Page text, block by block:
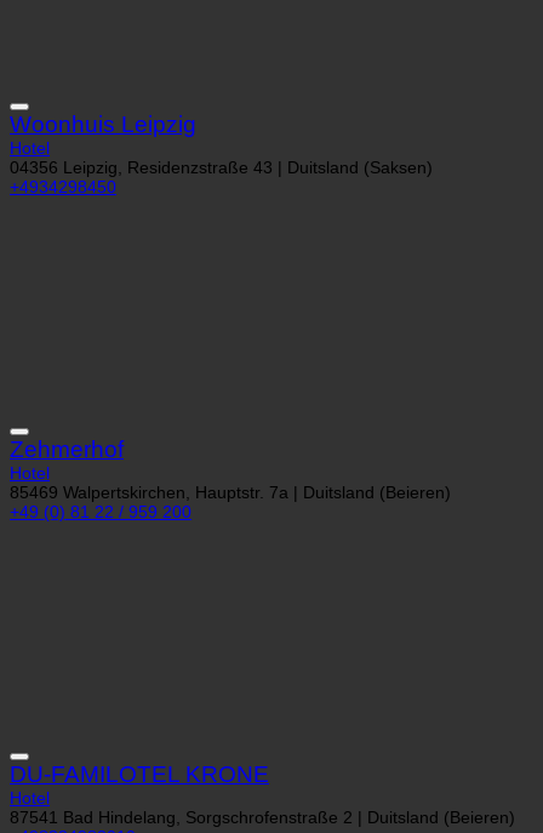
Woonhuis Leipzig
Hotel
04356 Leipzig, Residenzstraße 43 | Duitsland (Saksen)
+4934298450
Zehmerhof
Hotel
85469 Walpertskirchen, Hauptstr. 7a | Duitsland (Beieren)
+49 (0) 81 22 / 959 200
DU-FAMILOTEL KRONE
Hotel
87541 Bad Hindelang, Sorgschrofenstraße 2 | Duitsland (Beieren)